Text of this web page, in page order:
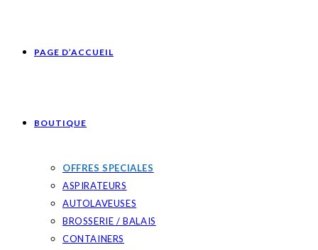
PAGE D’ACCUEIL
BOUTIQUE
OFFRES SPECIALES
ASPIRATEURS
AUTOLAVEUSES
BROSSERIE / BALAIS
CONTAINERS